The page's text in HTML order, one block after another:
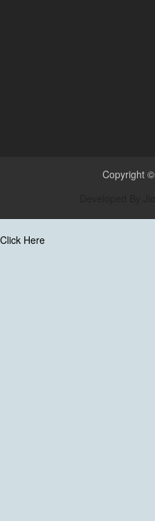
Copyright ©
Click Here